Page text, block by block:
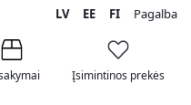
LV EE FI Pagalba
Įsimintinos prekės